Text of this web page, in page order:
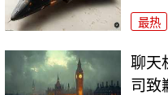
最热
聊天
司致